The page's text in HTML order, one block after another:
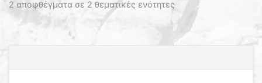
2 αποφθέγματα σε 2 θεματικές ενότητες